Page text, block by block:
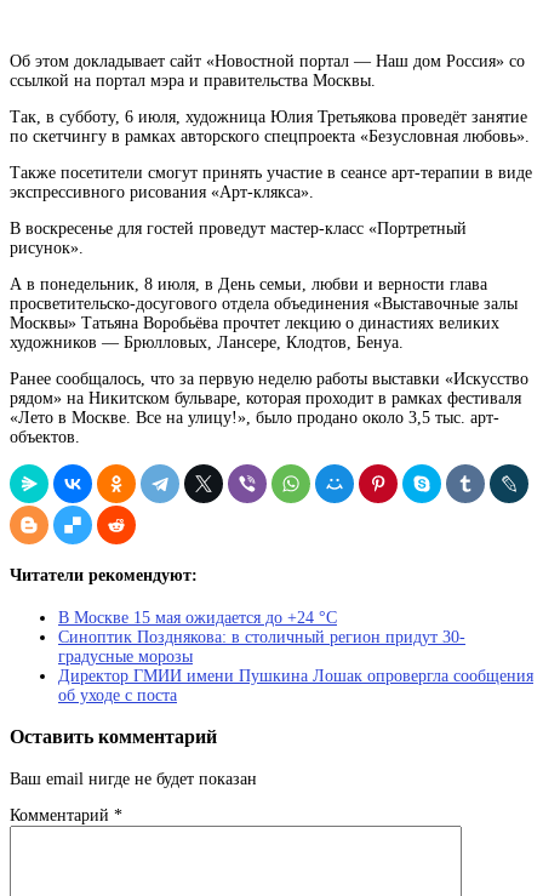
Об этом докладывает сайт «Новостной портал — Наш дом Россия» со
ссылкой на портал мэра и правительства Москвы.
Так, в субботу, 6 июля, художница Юлия Третьякова проведёт занятие
по скетчингу в рамках авторского спецпроекта «Безусловная любовь».
Также посетители смогут принять участие в сеансе арт-терапии в виде
экспрессивного рисования «Арт-клякса».
В воскресенье для гостей проведут мастер-класс «Портретный
рисунок».
А в понедельник, 8 июля, в День семьи, любви и верности глава
просветительско-досугового отдела объединения «Выставочные залы
Москвы» Татьяна Воробьёва прочтет лекцию о династиях великих
художников — Брюлловых, Лансере, Клодтов, Бенуа.
Ранее сообщалось, что за первую неделю работы выставки «Искусство
рядом» на Никитском бульваре, которая проходит в рамках фестиваля
«Лето в Москве. Все на улицу!», было продано около 3,5 тыс. арт-
объектов.
Читатели рекомендуют:
В Москве 15 мая ожидается до +24 °С
Синоптик Позднякова: в столичный регион придут 30-
градусные морозы
Директор ГМИИ имени Пушкина Лошак опровергла сообщения
об уходе с поста
Оставить комментарий
Ваш email нигде не будет показан
Комментарий *